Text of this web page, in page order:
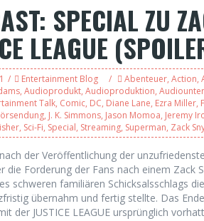
SPECIAL ZU
LEAGUE
Entertainment Blog Abenteuer, Action,
, Audioprodukt, Audioproduktion,
Talk, Comic, DC, Diane Lane, Ezra Miller,
, J. K. Simmons, Jason Momoa, Jeremy
, Sci-Fi, Special, Streaming, Superman, Zack
der Veröffentlichung der
die Forderung der Fans nach einem Zack
schweren familiären Schicksalsschlags
übernahm und fertig stellte. Das
der JUSTICE LEAGUE ursprünglich